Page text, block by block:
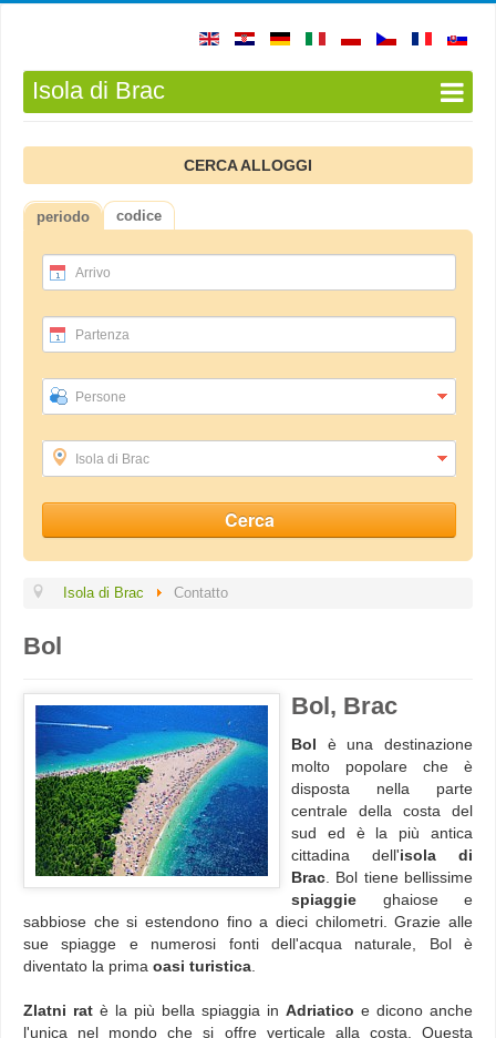
Isola di Brac
CERCA ALLOGGI
periodo codice
Arrivo
Partenza
Persone
Isola di Brac
Isola di Brac Contatto
Bol
Bol, Brac
Bol è una destinazione
molto popolare che è
disposta nella parte
centrale della costa del
sud ed è la più antica
cittadina dell'isola di
Brac . Bol tiene bellissime
spiaggie ghaiose e
sabbiose che si estendono fino a dieci chilometri. Grazie alle
sue spiagge e numerosi fonti dell'acqua naturale, Bol è
diventato la prima oasi turistica
Zlatni rat è la più bella spiaggia in Adriatico e dicono anche
l'unica nel mondo che si offre verticale alla costa. Questa